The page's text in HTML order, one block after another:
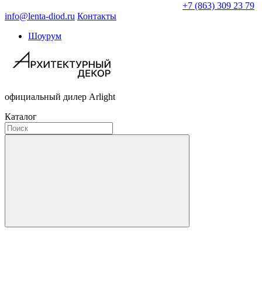
+7 (863) 309 23 79
info@lenta-diod.ru Контакты
Шоурум
официальный дилер Arlight
Каталог